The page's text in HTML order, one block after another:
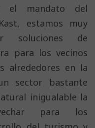
el mandato del
estamos muy
soluciones de
para los vecinos
alrededores en la
sector bastante
inigualable la
para los